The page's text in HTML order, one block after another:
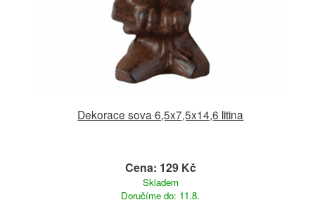
Dekorace sova 6,5x7,5x14,6 litina
Cena: 129 Kč
Skladem
Doručíme do: 11.8.